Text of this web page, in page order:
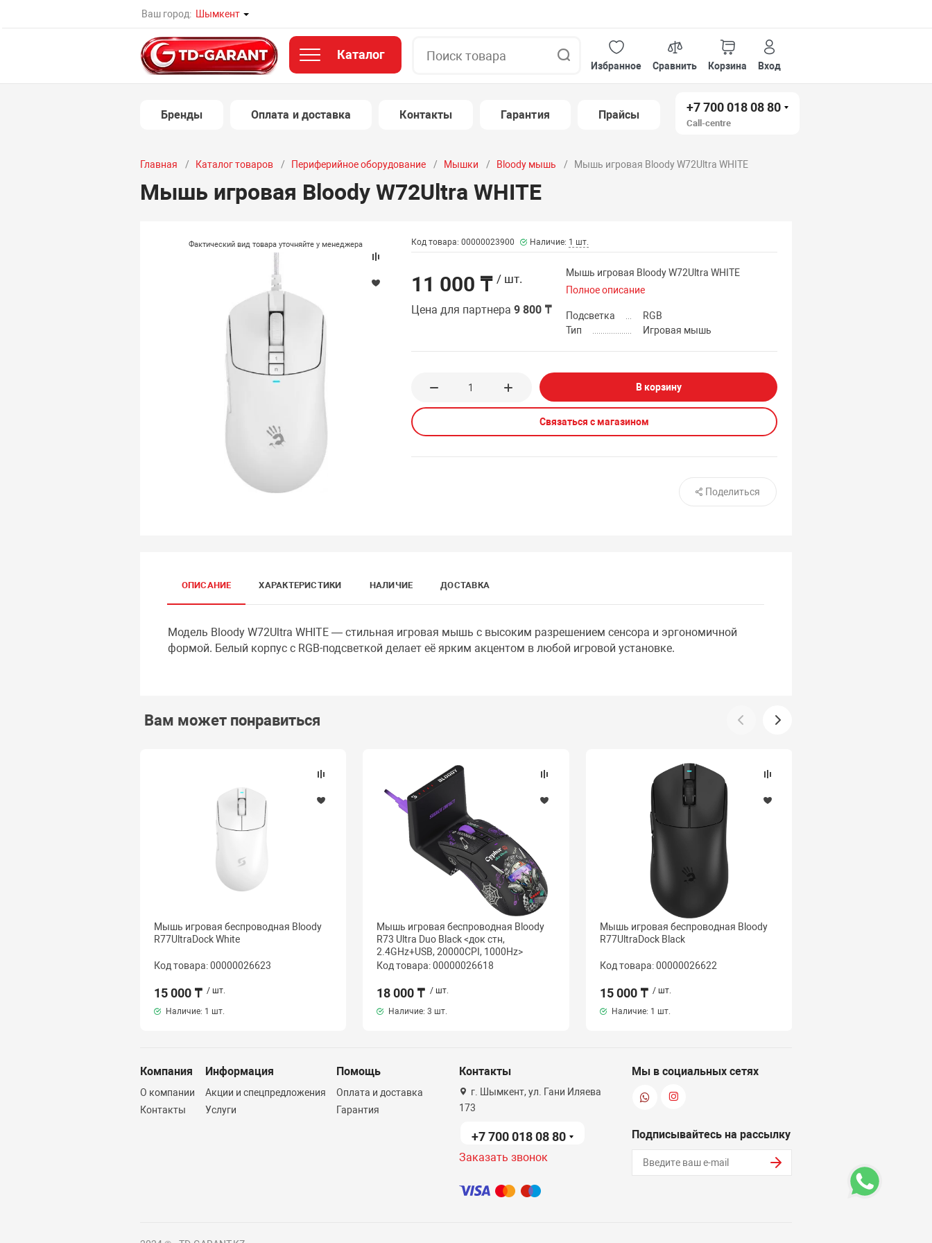
Ваш город: Шымкент
Каталог
Избранное
Сравнить Корзина Вход
Бренды Оплата и доставка Контакты Гарантия Прайсы
+7 700 018 08 80
Call-centre
Главная Каталог товаров Периферийное оборудование Мышки Bloody мышь Мышь игровая Bloody W72Ultra WHITE
Мышь игровая Bloody W72Ultra WHITE
Фактический вид товара уточняйте у менеджера Код товара: 00000023900 Наличие: 1 шт.
11 000 ₸ / шт.
Цена для партнера9 800 ₸
Мышь игровая Bloody W72Ultra WHITE
Полное описание
Подсветка
RGB
Тип
Игровая мышь
В корзину
Связаться с магазином
Поделиться
ОПИСАНИЕ ХАРАКТЕРИСТИКИ НАЛИЧИЕ ДОСТАВКА
Модель Bloody W72Ultra WHITE — стильная игровая мышь с высоким разрешением сенсора и эргономичной
формой. Белый корпус с RGB-подсветкой делает её ярким акцентом в любой игровой установке.
Вам может понравиться
Мышь игровая беспроводная Bloody
R77UltraDock White
Код товара: 00000026623
15 000 ₸ / шт.
Наличие: 1 шт.
Мышь игровая беспроводная Bloody
R73 Ultra Duo Black <док стн,
2.4GHz+USB, 20000CPI, 1000Hz>
Код товара: 00000026618
18 000 ₸ / шт.
Наличие:3 шт.
Мышь игровая беспроводная Bloody
R77UltraDock Black
Код товара: 00000026622
15 000 ₸ / шт.
Наличие: 1 шт.
Компания
О компании
Контакты
Информация
Акции и спецпредложения
Услуги
Помощь
Оплата и доставка
Гарантия
Контакты
г. Шымкент, ул. Гани Иляева
173
+7 700 018 08 80
Заказать звонок
Мы в социальных сетях
Подписывайтесь на рассылку